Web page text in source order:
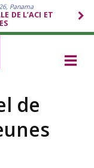
Panama
DE L’ACI ET
de